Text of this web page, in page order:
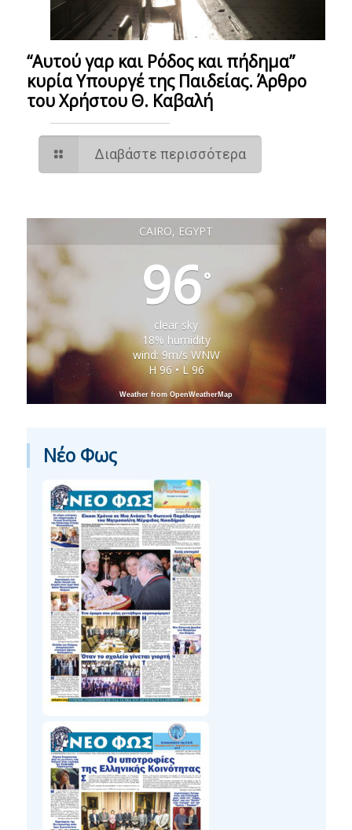
“Αυτού γαρ και Ρόδος και πήδημα”
κυρία Υπουργέ της Παιδείας. Άρθρο
του Χρήστου Θ. Καβαλή
Διαβάστε περισσότερα
CAIRO, EGYPT
96°
clear sky
18% humidity
wind: 9m/s WNW
H 96 • L 96
Weather from OpenWeatherMap
Νέο Φως